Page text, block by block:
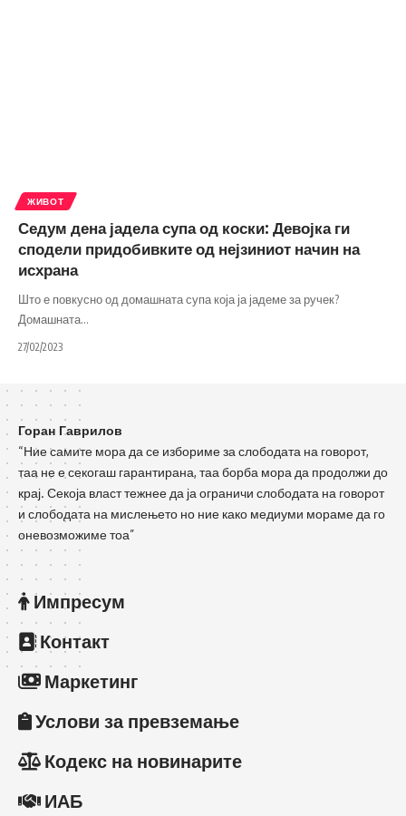
ЖИВОТ
Седум дена јадела супа од коски: Девојка ги
сподели придобивките од нејзиниот начин на
исхрана
Што е повкусно од домашната супа која ја јадеме за ручек?
Домашната…
27/02/2023
Горан Гаврилов
“Ние самите мора да се избориме за слободата на говорот,
таа не е секогаш гарантирана, таа борба мора да продолжи до
крај. Секоја власт тежнее да ја ограничи слободата на говорот
и слободата на мислењето но ние како медиуми мораме да го
оневозможиме тоа”
Импресум
Контакт
Маркетинг
Услови за превземање
Кодекс на новинарите
ИАБ